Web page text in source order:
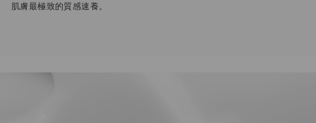
肌膚最極致的質感速養。